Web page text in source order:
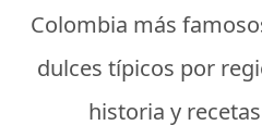
Colombia más
dulces típicos por
historia y